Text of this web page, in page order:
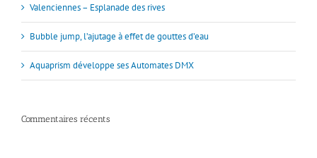
Valenciennes – Esplanade des rives
Bubble jump, l’ajutage à effet de gouttes d’eau
Aquaprism développe ses Automates DMX
Commentaires récents